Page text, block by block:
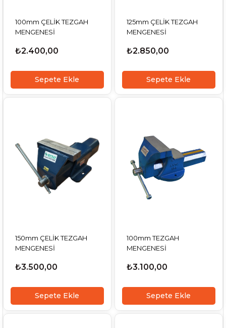
100mm ÇELİK TEZGAH
MENGENESİ
₺2.400,00
Sepete Ekle
125mm ÇELİK TEZGAH
MENGENESİ
₺2.850,00
Sepete Ekle
150mm ÇELİK TEZGAH
MENGENESİ
₺3.500,00
Sepete Ekle
100mm TEZGAH
MENGENESİ
₺3.100,00
Sepete Ekle